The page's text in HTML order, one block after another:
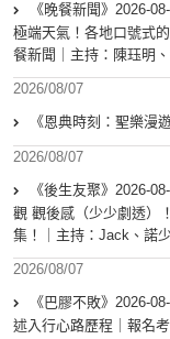
《晚餐新聞》2026-
極端天氣！各地口號式
餐新聞｜主持：陳珏明、
2026/08/07
《恩典時刻：聖樂漫
2026/08/07
《後生友聚》2026-
觀 觀後感（少少劇透）
集！｜主持：Jack、諾少
2026/08/07
《巴膠不敗》2026-
述入行心路歷程｜報名